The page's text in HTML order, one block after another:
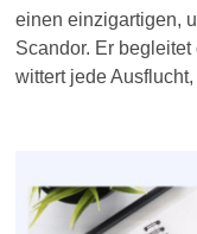
einen einzigartigen,
Scandor. Er
wittert jede